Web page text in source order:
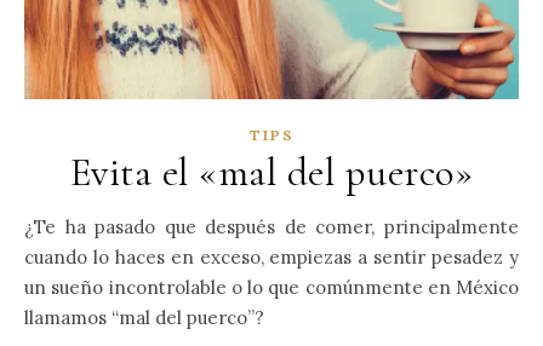
TIPS
Evita el «mal del puerco»
¿Te ha pasado que después de comer, principalmente
cuando lo haces en exceso, empiezas a sentir pesadez y
un sueño incontrolable o lo que comúnmente en México
llamamos “mal del puerco”?